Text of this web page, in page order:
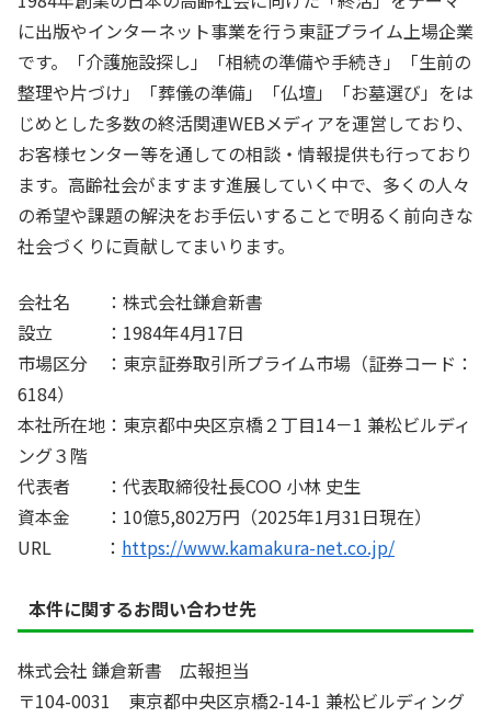
に出版やインターネット事業を行う東証プライム上場企業
です。「介護施設探し」「相続の準備や手続き」「生前の
整理や片づけ」「葬儀の準備」「仏壇」「お墓選び」をは
じめとした多数の終活関連WEBメディアを運営しており、
お客様センター等を通しての相談・情報提供も行っており
ます。高齢社会がますます進展していく中で、多くの人々
の希望や課題の解決をお手伝いすることで明るく前向きな
社会づくりに貢献してまいります。
会社名 ：株式会社鎌倉新書
設立 ：1984年4月17日
市場区分 ：東京証券取引所プライム市場（証券コード：
6184）
本社所在地：東京都中央区京橋２丁目14－1 兼松ビルディ
ング３階
代表者 ：代表取締役社長COO 小林 史生
資本金 ：10億5,802万円（2025年1月31日現在）
URL ： https://www.kamakura-net.co.jp/
本件に関するお問い合わせ先
株式会社 鎌倉新書 広報担当
〒104-0031 東京都中央区京橋2-14-1 兼松ビルディング